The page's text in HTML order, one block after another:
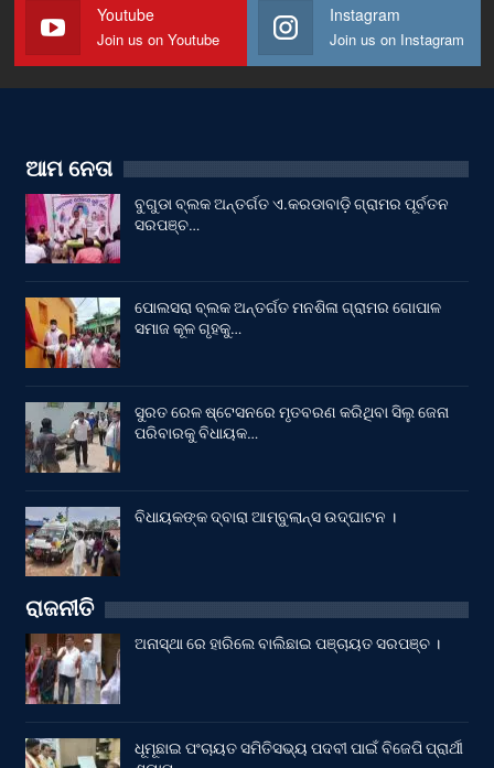
Youtube
Join us on Youtube
Instagram
Join us on Instagram
ଆମ ନେତା
ବୁଗୁଡା ବ୍ଲକ ଅନ୍ତର୍ଗତ ଏ.କରଡାବାଡ଼ି ଗ୍ରାମର ପୂର୍ବତନ
ସରପଞ୍ଚ…
ପୋଲସରା ବ୍ଲକ ଅନ୍ତର୍ଗତ ମନଶିଳା ଗ୍ରାମର ଗୋପାଳ
ସମାଜ କୂଳ ଗୃହକୁ…
ସୁରତ ରେଳ ଷ୍ଟେସନରେ ମୃତବରଣ କରିଥିବା ସିଲୁ ଜେନା
ପରିବାରକୁ ବିଧାୟକ…
ବିଧାୟକଙ୍କ ଦ୍ବାରା ଆମ୍ବୁଲାନ୍ସ ଉଦ୍‌ଘାଟନ ।
ରାଜନୀତି
ଅନାସ୍ଥା ରେ ହାରିଲେ ବାଲିଛାଇ ପଞ୍ଚାୟତ ସରପଞ୍ଚ ।
ଧୂମୂଛାଇ ପଂଚାୟତ ସମିତିସଭ୍ୟ ପଦବୀ ପାଇଁ ବିଜେପି ପ୍ରାର୍ଥୀ